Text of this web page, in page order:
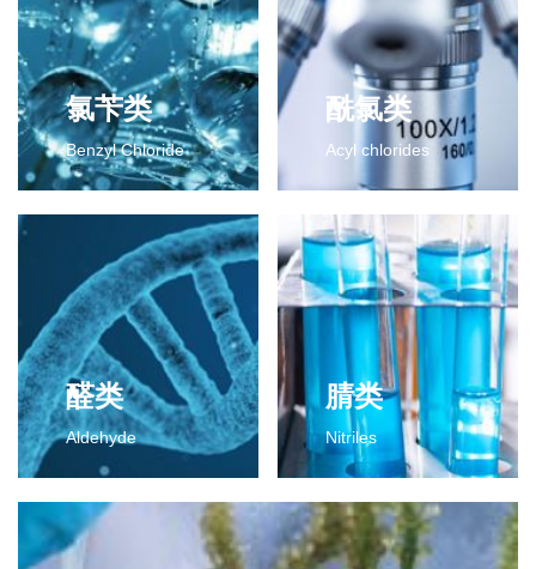
氯苄类
Benzyl Chloride
氯苄类
2-氯-4-氟二氯甲苯
2-氯-4-氟三氯甲苯
更多>>
酰氯类
Acyl chlorides
酰氯类
2-氯-4-氟苯甲酰氯
2,6-二氯苯甲酰氯
2,3-二氯苯甲酰氯
间氯苯甲酰氯
间氟苯甲酰氯
2-氯代异丁酰氯
对甲基苯甲酰氯
更多>>
醛类
Aldehyde
醛类
2,6-二氯苯甲醛
2,3-二氯苯甲醛
腈类
Nitriles
腈类
2,4-二氯苯腈
对氟苯甲腈